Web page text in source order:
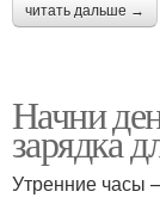
читать дальше →
Начни
зарядка
Утренние часы